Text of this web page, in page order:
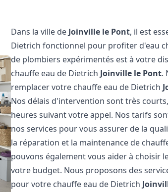
Dans la ville de Joinville le Pont, il est
Dietrich fonctionnel pour profiter d'eau
de plombiers expérimentés est à votre
chauffe eau de Dietrich Joinville le Pont.
remplacer votre chauffe eau de Dietrich
Nos délais d'intervention sont très
heures suivant votre appel. Nos tarifs
nos services pour vous assurer de la
la réparation et la maintenance de
pouvons également vous aider à choisir
votre budget. Nous proposons des
pour votre chauffe eau de Dietrich